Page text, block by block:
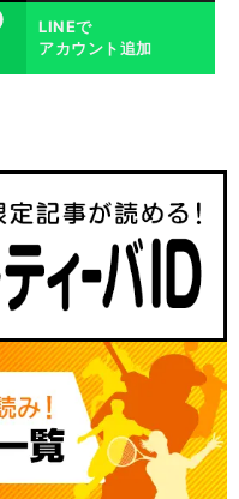
LINEで
アカウント追加